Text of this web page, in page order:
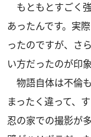
もともとすごく
あったんです。実
ったのですが、さ
い方だったのが印
物語自体は不倫
まったく違って、
忍の家での撮影が